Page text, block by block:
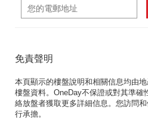
免責聲明
本頁顯示的樓盤說明和相關信息均由
樓盤資料。OneDay不保證或對其準確
絡放盤者獲取更多詳細信息。您訪問
行承擔。